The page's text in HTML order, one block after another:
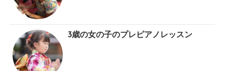
3歳の女の子のプレピアノレッスン